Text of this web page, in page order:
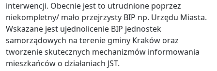
interwencji. Obecnie jest to utrudnione poprzez
niekompletny/ mało przejrzysty BIP np. Urzędu Miasta.
Wskazane jest ujednolicenie BIP jednostek
samorządowych na terenie gminy Kraków oraz
tworzenie skutecznych mechanizmów informowania
mieszkańców o działaniach JST.